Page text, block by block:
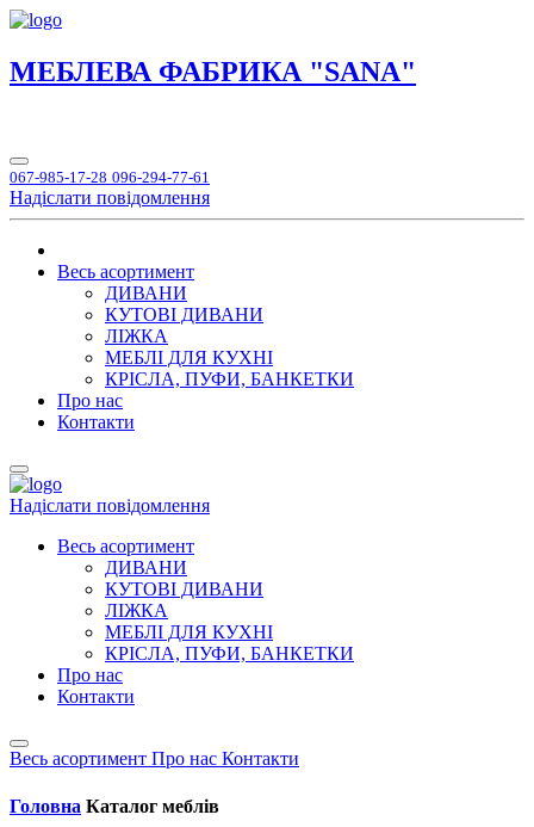
МЕБЛЕВА ФАБРИКА "SANA"
067-985-17-28 096-294-77-61
Надіслати повідомлення
Весь асортимент
ДИВАНИ
КУТОВІ ДИВАНИ
ЛІЖКА
МЕБЛІ ДЛЯ КУХНІ
КРІСЛА, ПУФИ, БАНКЕТКИ
Про нас
Контакти
Надіслати повідомлення
Весь асортимент
ДИВАНИ
КУТОВІ ДИВАНИ
ЛІЖКА
МЕБЛІ ДЛЯ КУХНІ
КРІСЛА, ПУФИ, БАНКЕТКИ
Про нас
Контакти
Весь асортимент Про нас Контакти
Головна Каталог меблів